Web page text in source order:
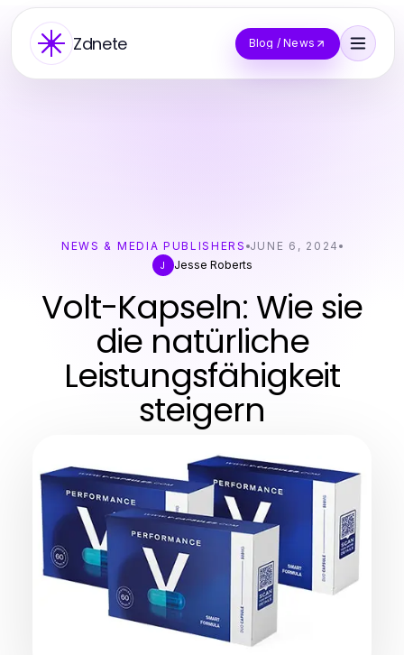
Zdnete Blog / News
NEWS & MEDIA PUBLISHERS JUNE 6, 2024
J
Jesse Roberts
Volt-Kapseln: Wie sie
die natürliche
Leistungsfähigkeit
steigern